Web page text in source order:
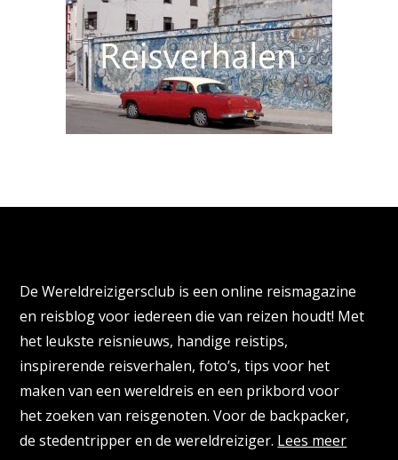
De Wereldreizigersclub is een online reismagazine
en reisblog voor iedereen die van reizen houdt! Met
het leukste reisnieuws, handige reistips,
inspirerende reisverhalen, foto’s, tips voor het
maken van een wereldreis en een prikbord voor
het zoeken van reisgenoten. Voor de backpacker,
de stedentripper en de wereldreiziger. Lees meer